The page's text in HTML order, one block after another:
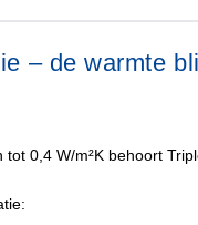
– de warmte
0,4 W/m²K behoort